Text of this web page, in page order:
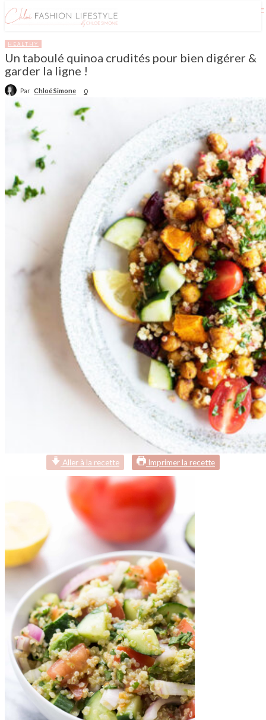
HEALTHY
Un taboulé quinoa crudités pour bien digérer &
garder la ligne !
Par Chloé Simone 0
Aller à la recette Imprimer la recette